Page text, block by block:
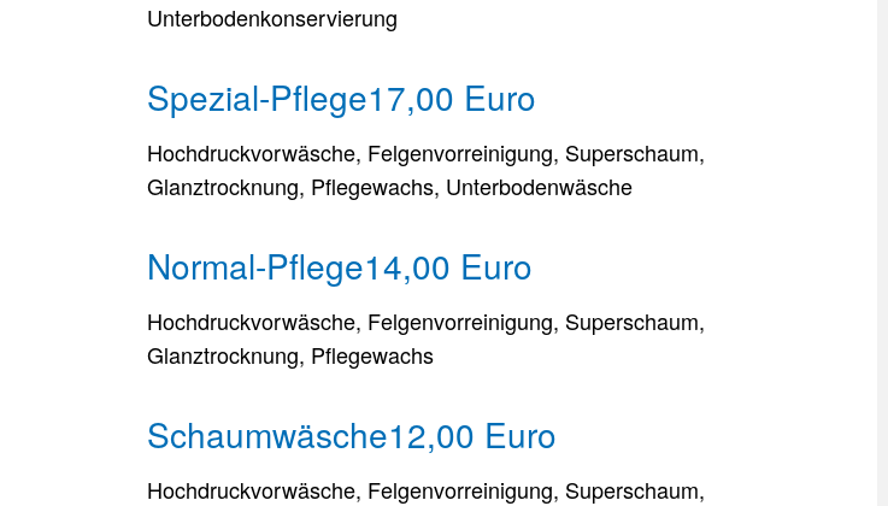
Unterbodenkonservierung
Spezial-Pflege17,00 Euro
Hochdruckvorwäsche, Felgenvorreinigung, Superschaum,
Glanztrocknung, Pflegewachs, Unterbodenwäsche
Normal-Pflege14,00 Euro
Hochdruckvorwäsche, Felgenvorreinigung, Superschaum,
Glanztrocknung, Pflegewachs
Schaumwäsche12,00 Euro
Hochdruckvorwäsche, Felgenvorreinigung, Superschaum,